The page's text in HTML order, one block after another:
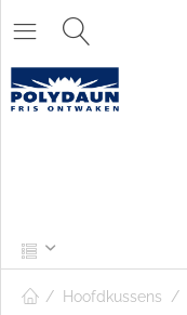
/ Hoofdkussens /